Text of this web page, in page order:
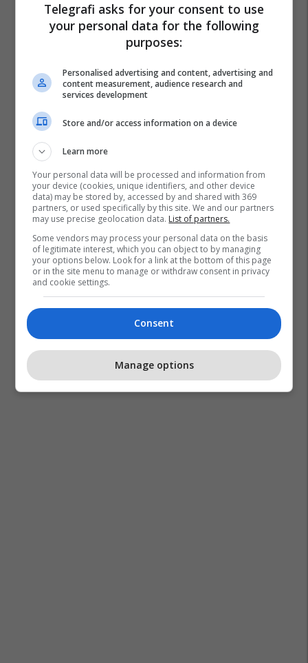
Telegrafi asks for your consent to use
your personal data for the following
purposes:
Personalised advertising and content, advertising and
content measurement, audience research and
services development
Store and/or access information on a device
Learn more
Your personal data will be processed and information from
your device (cookies, unique identifiers, and other device
data) may be stored by, accessed by and shared with 369
partners, or used specifically by this site. We and our partners
may use precise geolocation data. List of partners.
Some vendors may process your personal data on the basis
of legitimate interest, which you can object to by managing
your options below. Look for a link at the bottom of this page
or in the site menu to manage or withdraw consent in privacy
and cookie settings.
Consent
Manage options